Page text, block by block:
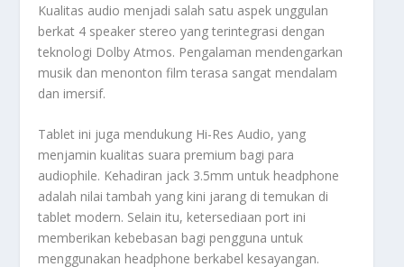
Kualitas audio menjadi salah satu aspek unggulan
berkat 4 speaker stereo yang terintegrasi dengan
teknologi Dolby Atmos. Pengalaman mendengarkan
musik dan menonton film terasa sangat mendalam
dan imersif.
Tablet ini juga mendukung Hi-Res Audio, yang
menjamin kualitas suara premium bagi para
audiophile. Kehadiran jack 3.5mm untuk headphone
adalah nilai tambah yang kini jarang di temukan di
tablet modern. Selain itu, ketersediaan port ini
memberikan kebebasan bagi pengguna untuk
menggunakan headphone berkabel kesayangan.